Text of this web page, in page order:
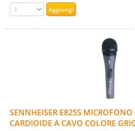
SENNHEISER E825S
CARDIOIDE A CAVO COLORE